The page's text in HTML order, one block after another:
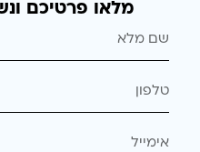
מלאו פרטיכם